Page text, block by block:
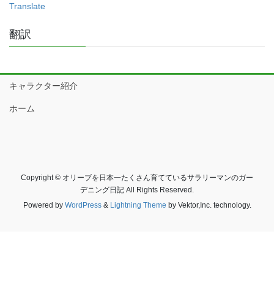
Translate
翻訳
キャラクター紹介
ホーム
Copyright © オリーブを日本一たくさん育てているサラリーマンのガー
デニング日記 All Rights Reserved.
Powered by WordPress& Lightning Theme by Vektor,Inc. technology.